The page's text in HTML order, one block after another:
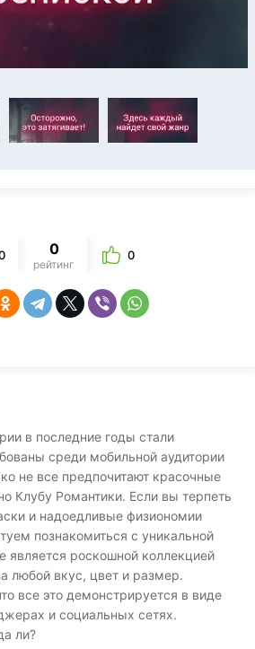
0
рейтинг
0
в последние годы стали
среди мобильной аудитории
не все предпочитают красочные
Клубу Романтики. Если вы терпеть
и надоедливые физиономии
познакомиться с уникальной
является роскошной коллекцией
любой вкус, цвет и размер.
все это демонстрируется в виде
и социальных сетях.
ли?